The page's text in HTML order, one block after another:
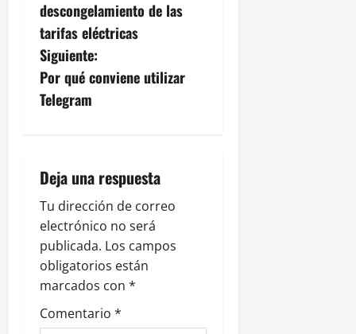
v
e
g
a
i
ó
n
d
e
descongelamiento de las
tarifas eléctricas
Siguiente:
Por qué conviene utilizar
Telegram
Deja una respuesta
Tu dirección de correo
electrónico no será
publicada. Los campos
obligatorios están
marcados con *
Comentario *